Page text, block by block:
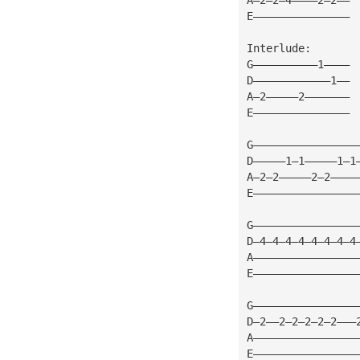
E———————————————
Interlude:
G——————————1————
D————————————1——
A—2—————2———————
E———————————————